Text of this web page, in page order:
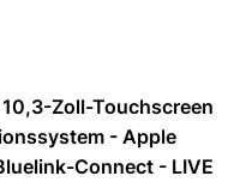
Zoll-Touchscreen
- Apple
Connect - LIVE